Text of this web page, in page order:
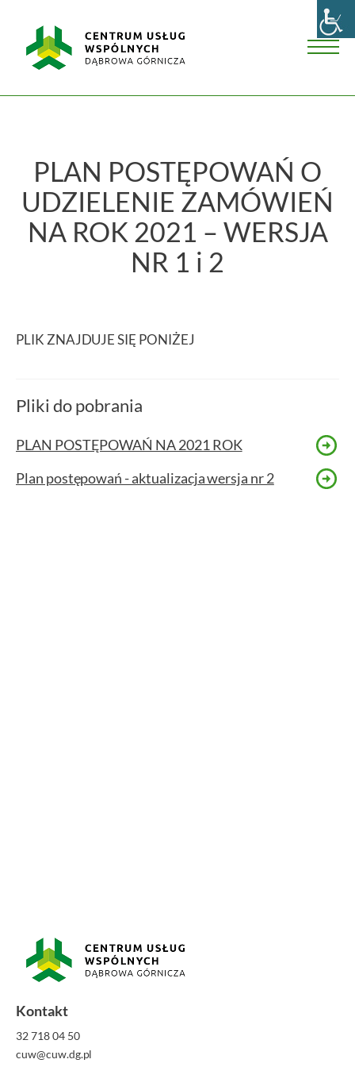
content
Centrum
Usług
Wspólnych
Górniczej
PLAN POSTĘPOWAŃ O
UDZIELENIE ZAMÓWIEŃ
NA ROK 2021 – WERSJA
NR 1 i 2
PLIK ZNAJDUJE SIĘ PONIŻEJ
Pliki do pobrania
PLAN POSTĘPOWAŃ NA 2021 ROK
Plan postępowań - aktualizacja wersja nr 2
Kontakt
32 718 04 50
cuw@cuw.dg.pl